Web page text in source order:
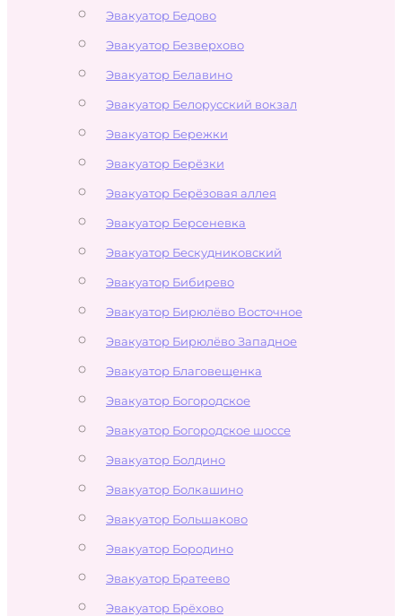
Эвакуатор Бедово
Эвакуатор Безверхово
Эвакуатор Белавино
Эвакуатор Белорусский вокзал
Эвакуатор Бережки
Эвакуатор Берёзки
Эвакуатор Берёзовая аллея
Эвакуатор Берсеневка
Эвакуатор Бескудниковский
Эвакуатор Бибирево
Эвакуатор Бирюлёво Восточное
Эвакуатор Бирюлёво Западное
Эвакуатор Благовещенка
Эвакуатор Богородское
Эвакуатор Богородское шоссе
Эвакуатор Болдино
Эвакуатор Болкашино
Эвакуатор Большаково
Эвакуатор Бородино
Эвакуатор Братеево
Эвакуатор Брёхово